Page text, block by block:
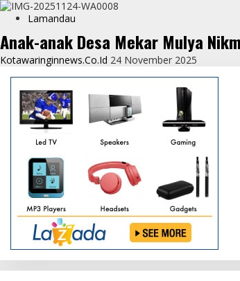
Lamandau
Anak-anak Desa Mekar Mulya
Kotawaringinnews.co.id 24 November 2025